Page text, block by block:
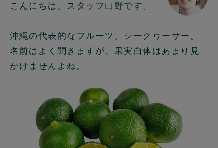
こんにちは、スタッフ山野です。
沖縄の代表的なフルーツ、シークヮーサー。
名前はよく聞きますが、果実自体はあまり見
かけませんよね。